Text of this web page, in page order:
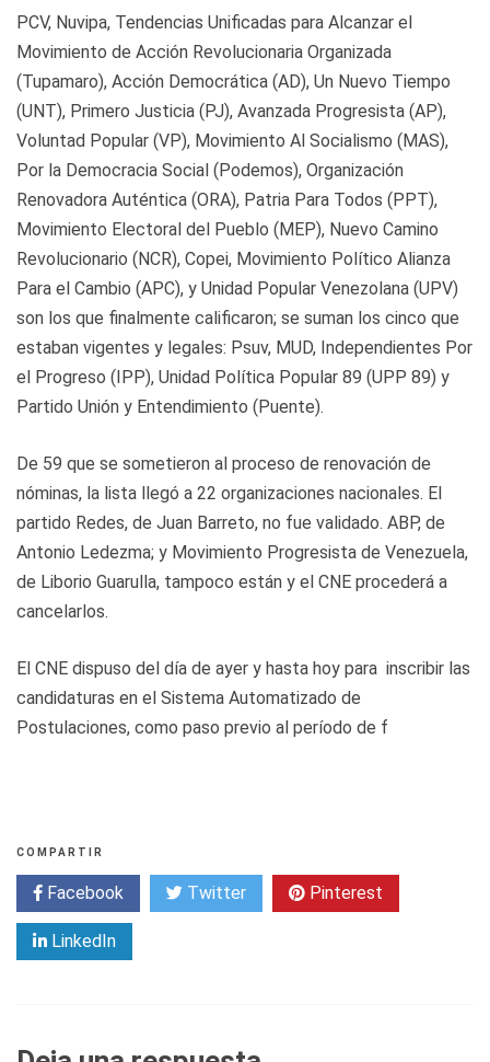
PCV, Nuvipa, Tendencias Unificadas para Alcanzar el
Movimiento de Acción Revolucionaria Organizada
(Tupamaro), Acción Democrática (AD), Un Nuevo Tiempo
(UNT), Primero Justicia (PJ), Avanzada Progresista (AP),
Voluntad Popular (VP), Movimiento Al Socialismo (MAS),
Por la Democracia Social (Podemos), Organización
Renovadora Auténtica (ORA), Patria Para Todos (PPT),
Movimiento Electoral del Pueblo (MEP), Nuevo Camino
Revolucionario (NCR), Copei, Movimiento Político Alianza
Para el Cambio (APC), y Unidad Popular Venezolana (UPV)
son los que finalmente calificaron; se suman los cinco que
estaban vigentes y legales: Psuv, MUD, Independientes Por
el Progreso (IPP), Unidad Política Popular 89 (UPP 89) y
Partido Unión y Entendimiento (Puente).
De 59 que se sometieron al proceso de renovación de
nóminas, la lista llegó a 22 organizaciones nacionales. El
partido Redes, de Juan Barreto, no fue validado. ABP, de
Antonio Ledezma; y Movimiento Progresista de Venezuela,
de Liborio Guarulla, tampoco están y el CNE procederá a
cancelarlos.
El CNE dispuso del día de ayer y hasta hoy para inscribir las
candidaturas en el Sistema Automatizado de
Postulaciones, como paso previo al período de f
COMPARTIR
Facebook Twitter Pinterest
LinkedIn